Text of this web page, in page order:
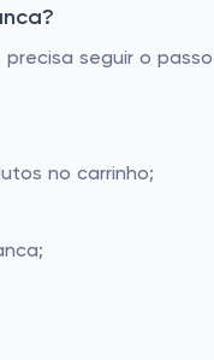
seguir o
no carrinho;